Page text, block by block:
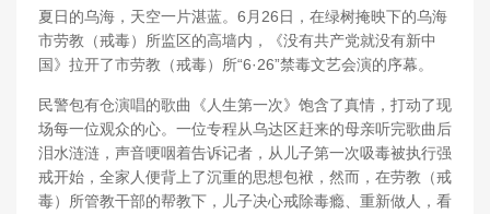
夏日的乌海，天空一片湛蓝。6月26日，在绿树掩映下的乌海
市劳教（戒毒）所监区的高墙内，《没有共产党就没有新中
国》拉开了市劳教（戒毒）所“6·26”禁毒文艺会演的序幕。
民警包有仓演唱的歌曲《人生第一次》饱含了真情，打动了现
场每一位观众的心。一位专程从乌达区赶来的母亲听完歌曲后
泪水涟涟，声音哽咽着告诉记者，从儿子第一次吸毒被执行强
戒开始，全家人便背上了沉重的思想包袱，然而，在劳教（戒
毒）所管教干部的帮教下，儿子决心戒除毒瘾、重新做人，看